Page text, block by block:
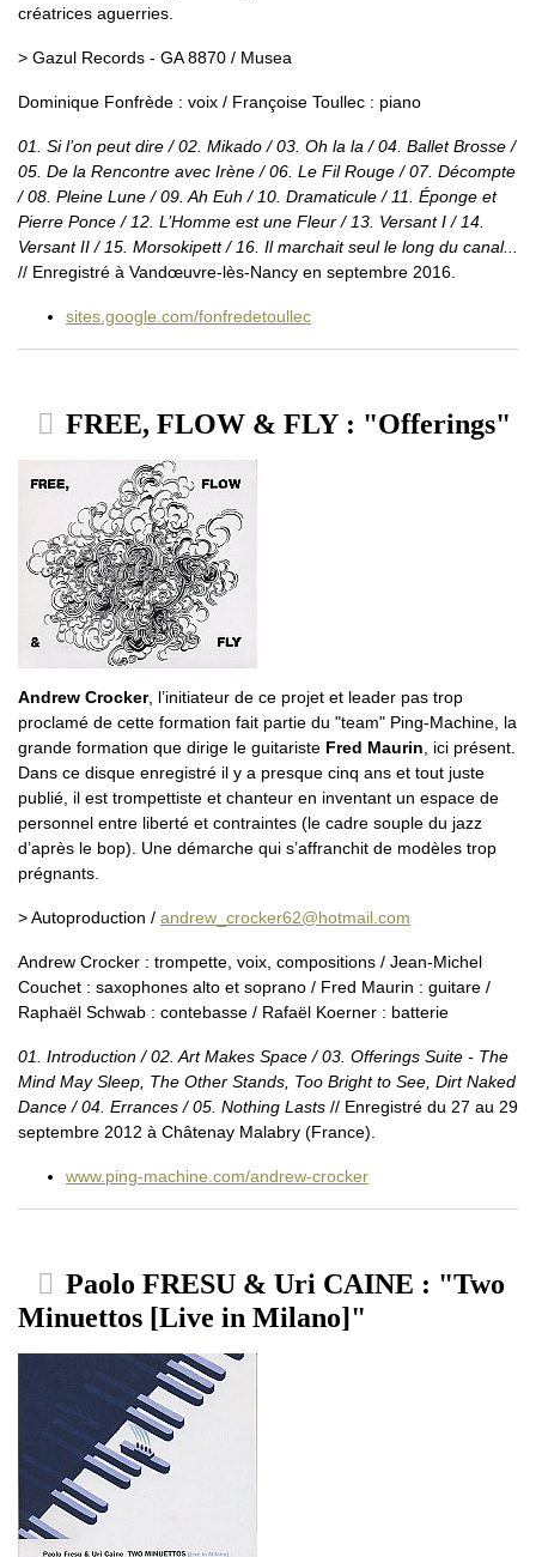
créatrices aguerries.
> Gazul Records - GA 8870 / Musea
Dominique Fonfrède : voix / Françoise Toullec : piano
01. Si l’on peut dire / 02. Mikado / 03. Oh la la / 04. Ballet Brosse /
05. De la Rencontre avec Irène / 06. Le Fil Rouge / 07. Décompte
/ 08. Pleine Lune / 09. Ah Euh / 10. Dramaticule / 11. Éponge et
Pierre Ponce / 12. L’Homme est une Fleur / 13. Versant I / 14.
Versant II / 15. Morsokipett / 16. Il marchait seul le long du canal...
// Enregistré à Vandœuvre-lès-Nancy en septembre 2016.
sites.google.com/fonfredetoullec
FREE, FLOW & FLY : "Offerings"
Andrew Crocker, l’initiateur de ce projet et leader pas trop
proclamé de cette formation fait partie du "team" Ping-Machine, la
grande formation que dirige le guitariste Fred Maurin, ici présent.
Dans ce disque enregistré il y a presque cinq ans et tout juste
publié, il est trompettiste et chanteur en inventant un espace de
personnel entre liberté et contraintes (le cadre souple du jazz
d’après le bop). Une démarche qui s’affranchit de modèles trop
prégnants.
> Autoproduction / andrew_crocker62@hotmail.com
Andrew Crocker : trompette, voix, compositions / Jean-Michel
Couchet : saxophones alto et soprano / Fred Maurin : guitare /
Raphaël Schwab : contebasse / Rafaël Koerner : batterie
01. Introduction / 02. Art Makes Space / 03. Offerings Suite - The
Mind May Sleep, The Other Stands, Too Bright to See, Dirt Naked
Dance / 04. Errances / 05. Nothing Lasts // Enregistré du 27 au 29
septembre 2012 à Châtenay Malabry (France).
www.ping-machine.com/andrew-crocker
Paolo FRESU & Uri CAINE : "Two
Minuettos [Live in Milano]"